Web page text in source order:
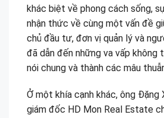
khác biệt về phong cách sống,
nhận thức về cùng một vấn đề
chủ đầu tư, đơn vị quản lý và
đã dẫn đến những va vấp
nói chung và thành các mâu
Ở một khía cạnh khác, ông Đặng
giám đốc HD Mon Real Estate